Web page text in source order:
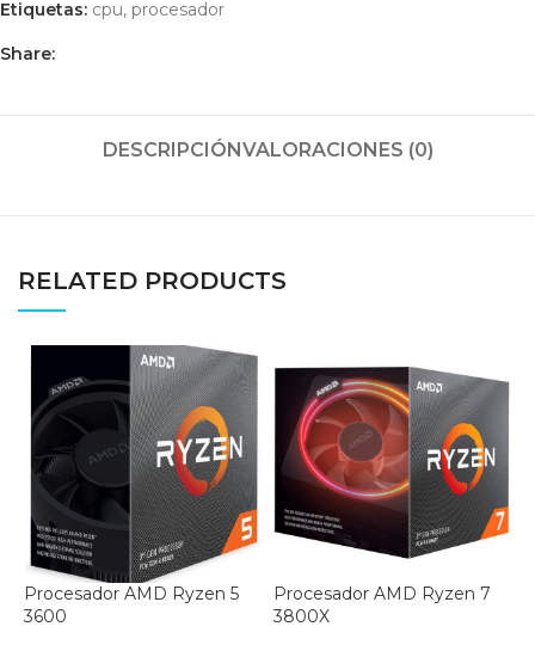
Etiquetas: cpu, procesador
Share:
DESCRIPCIÓN VALORACIONES (0)
RELATED PRODUCTS
Procesador AMD Ryzen 5
3600
Procesador AMD Ryzen 7
3800X